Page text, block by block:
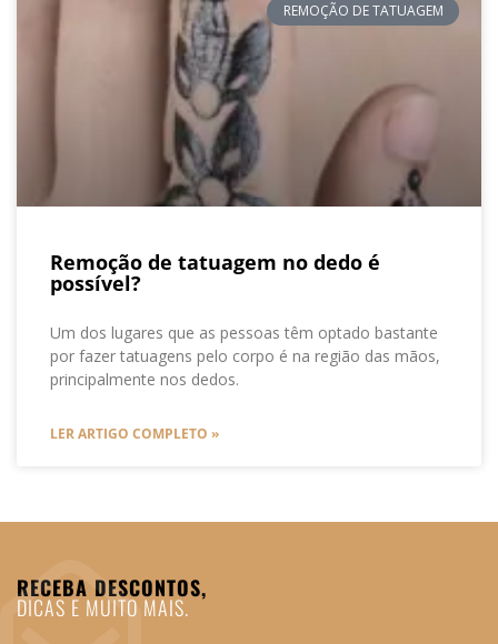
REMOÇÃO DE TATUAGEM
Remoção de tatuagem no dedo é
possível?
Um dos lugares que as pessoas têm optado bastante
por fazer tatuagens pelo corpo é na região das mãos,
principalmente nos dedos.
LER ARTIGO COMPLETO »
RECEBA DESCONTOS,
DICAS E MUITO MAIS.